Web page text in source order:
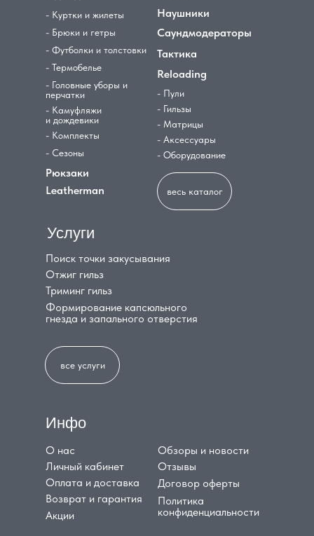
Инфо
- Куртки и жилеты
- Брюки и гетры
- Футболки и толстовки
- Термобелье
- Головные уборы и
перчатки
- Камуфляжи
и дождевики
- Комплекты
- Сезоны
Рюкзаки
Leatherman
Наушники
Саундмодераторы
Тактика
О нас
Личный кабинет
Оплата и доставка
Возврат и гарантия
Акции
Обзоры и новости
Отзывы
Договор оферты
Reloading
- Пули
- Гильзы
- Матрицы
- Аксессуары
- Оборудование
Поиск точки закусывания
Услуги
Отжиг гильз
Триминг гильз
Формирование капсюльного
гнезда и запального отверстия
весь каталог
все услуги
Политика
конфиденциальности